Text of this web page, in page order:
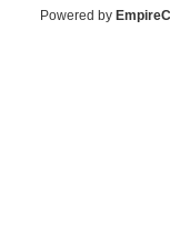
Powered by